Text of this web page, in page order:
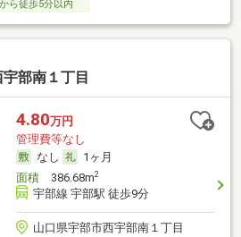
ら徒歩5分以内
部南１丁目
4.80万円
管理費等なし
なし
1ヶ月
面積386.68m2
宇部線 宇部駅 徒歩9分
山口県宇部市西宇部南１丁目